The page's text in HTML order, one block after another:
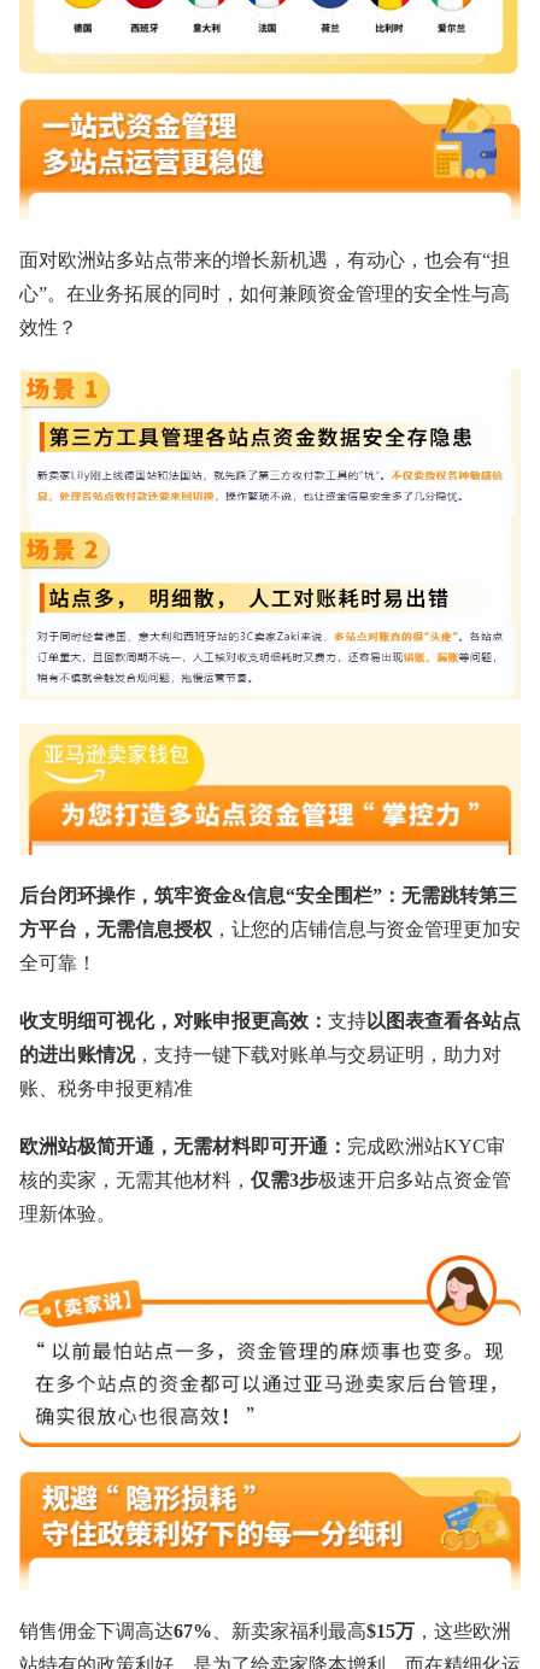
面对欧洲站多站点带来的增长新机遇，有动心，也会有“担
心”。在业务拓展的同时，如何兼顾资金管理的安全性与高
效性？
后台闭环操作，筑牢资金&信息“安全围栏”：无需跳转第三
方平台，无需信息授权 ，让您的店铺信息与资金管理更加安
全可靠！
收支明细可视化，对账申报更高效： 支持以图表查看各站点
的进出账情况，支持一键下载对账单与交易证明，助力对
账、税务申报更精准
欧洲站极简开通，无需材料即可开通： 完成欧洲站KYC审
核的卖家，无需其他材料， 仅需3步极速开启多站点资金管
理新体验。
销售佣金下调高达67% 、新卖家福利最高$15万 ，这些欧洲